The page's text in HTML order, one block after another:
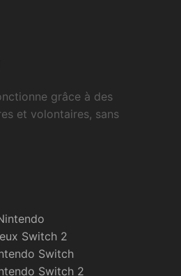
grâce à des
et volontaires, sans
Switch 2
Switch
Switch 2